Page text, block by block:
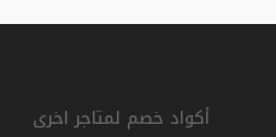
أكواد خصم لمتاجر اخرى